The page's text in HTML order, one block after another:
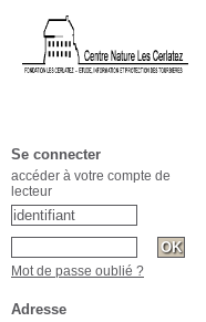
Se connecter
accéder à votre compte de
lecteur
Mot de passe oublié ?
Adresse